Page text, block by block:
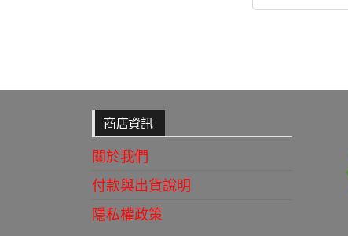
商店資訊
關於我們
付款與出貨說明
隱私權政策